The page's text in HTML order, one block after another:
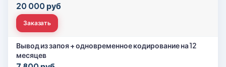
20 000 руб
Заказать
Вывод из запоя + одновременное кодирование на 12
месяцев